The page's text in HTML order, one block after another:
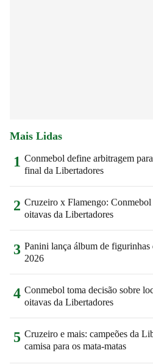
Mais Lidas
1 Conmebol define arbitragem
final da Libertadores
2 Cruzeiro x Flamengo: Conmebol
oitavas da Libertadores
3 Panini lança álbum de
2026
4 Conmebol toma decisão sobre
oitavas da Libertadores
5 Cruzeiro e mais: campeões da
camisa para os mata-matas